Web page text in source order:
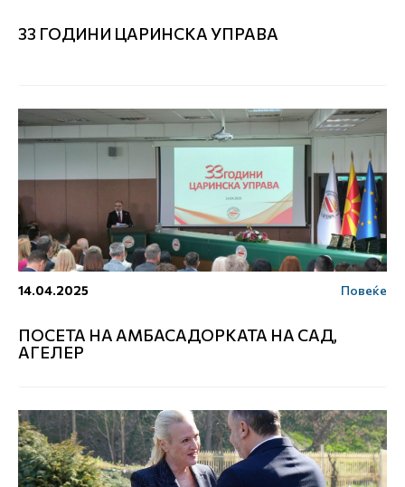
33 ГОДИНИ ЦАРИНСКА УПРАВА
14.04.2025 Повеќе
ПОСЕТА НА АМБАСАДОРКАТА НА САД,
АГЕЛЕР